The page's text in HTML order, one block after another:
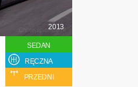
2013
SEDAN
RĘCZNA
PRZEDNI